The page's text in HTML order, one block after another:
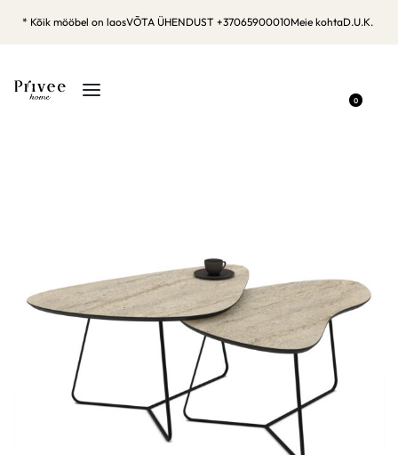
* Kõik mööbel on laosVÕTA ÜHENDUST +37065900010Meie kohtaD.U.K.
0